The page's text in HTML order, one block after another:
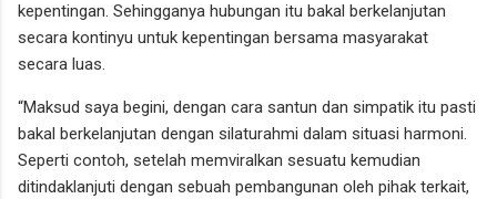
kepentingan. Sehingganya hubungan itu bakal berkelanjutan
secara kontinyu untuk kepentingan bersama masyarakat
secara luas.
“Maksud saya begini, dengan cara santun dan simpatik itu pasti
bakal berkelanjutan dengan silaturahmi dalam situasi harmoni.
Seperti contoh, setelah memviralkan sesuatu kemudian
ditindaklanjuti dengan sebuah pembangunan oleh pihak terkait,